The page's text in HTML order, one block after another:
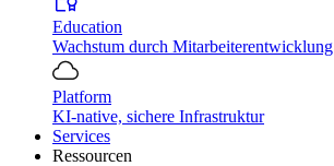
Education
Wachstum durch Mitarbeiterentwicklung
Platform
KI-native, sichere Infrastruktur
Services
Ressourcen